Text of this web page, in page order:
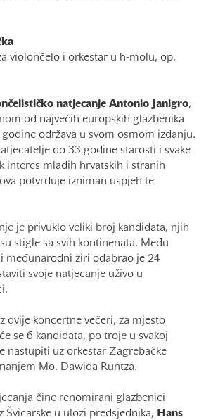
violončelo i orkestar u h-molu, op.
natjecanje Antonio Janigro,
od najvećih europskih glazbenika
godine održava u svom osmom izdanju.
do 33 godine starosti i svake
interes mladih hrvatskih i stranih
potvrđuje izniman uspjeh te
je privuklo veliki broj kandidata, njih
stigle sa svih kontinenata. Među
međunarodni žiri odabrao je 24
svoje natjecanje uživo u
dvije koncertne večeri, za mjesto
se 6 kandidata, po troje u svakoj
nastupiti uz orkestar Zagrebačke
Mo. Dawida Runtza.
čine renomirani glazbenici
Švicarske u ulozi predsjednika,
Hans